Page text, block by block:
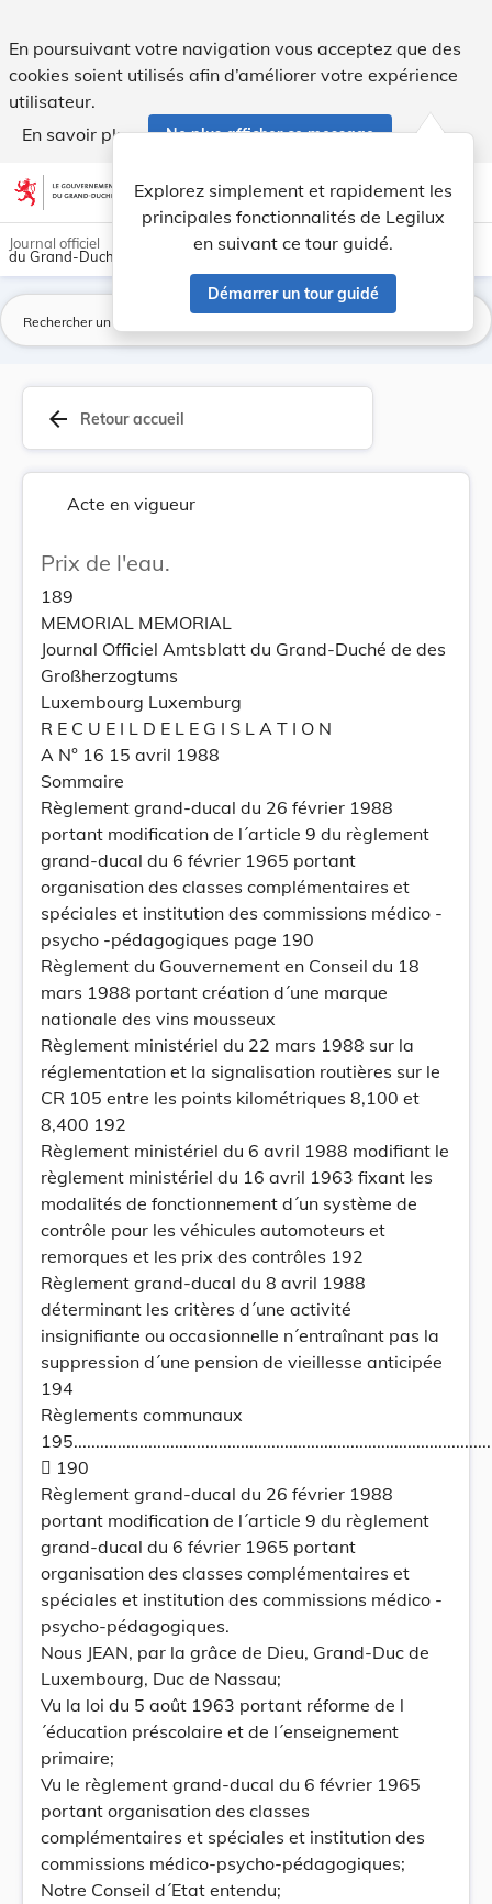
En poursuivant votre navigation vous acceptez que des
cookies soient utilisés afin d’améliorer votre expérience
utilisateur.
En savoir plus
Ne plus afficher ce message
Aller au contenu account_circle help Aide
Explorez simplement et rapidement les
principales fonctionnalités de Legilux
en suivant ce tour guidé.
Démarrer un tour guidé
light_mode dark_mode
Journal officiel
du Grand-Duché de Luxembourg
arrow_back Retour accueil
Acte en vigueur
Prix de l'eau.
189
MEMORIAL MEMORIAL
Journal Officiel Amtsblatt du Grand-Duché de des
Großherzogtums
Luxembourg Luxemburg
R E C U E I L D E L E G I S L A T I O N
A N° 16 15 avril 1988
Sommaire
Règlement grand-ducal du 26 février 1988
portant modification de l´article 9 du règlement
grand-ducal du 6 février 1965 portant
organisation des classes complémentaires et
spéciales et institution des commissions médico -
psycho -pédagogiques page 190
Règlement du Gouvernement en Conseil du 18
mars 1988 portant création d´une marque
nationale des vins mousseux
Règlement ministériel du 22 mars 1988 sur la
réglementation et la signalisation routières sur le
CR 105 entre les points kilométriques 8,100 et
8,400 192
Règlement ministériel du 6 avril 1988 modifiant le
règlement ministériel du 16 avril 1963 fixant les
modalités de fonctionnement d´un système de
contrôle pour les véhicules automoteurs et
remorques et les prix des contrôles 192
Règlement grand-ducal du 8 avril 1988
déterminant les critères d´une activité
insignifiante ou occasionnelle n´entraînant pas la
suppression d´une pension de vieillesse anticipée
194
Règlements communaux
195...............................................................................................
 190
Règlement grand-ducal du 26 février 1988
portant modification de l´article 9 du règlement
grand-ducal du 6 février 1965 portant
organisation des classes complémentaires et
spéciales et institution des commissions médico -
psycho-pédagogiques.
Nous JEAN, par la grâce de Dieu, Grand-Duc de
Luxembourg, Duc de Nassau;
Vu la loi du 5 août 1963 portant réforme de l
´éducation préscolaire et de l´enseignement
primaire;
Vu le règlement grand-ducal du 6 février 1965
portant organisation des classes
complémentaires et spéciales et institution des
commissions médico-psycho-pédagogiques;
Notre Conseil d´Etat entendu;